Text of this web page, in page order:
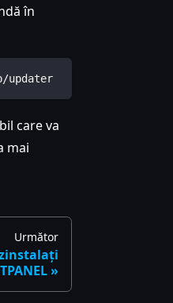
în
updater
care va
mai
Următor